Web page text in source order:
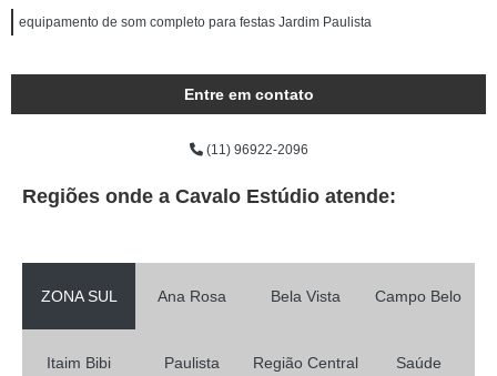
equipamento de som completo para festas Jardim Paulista
Entre em contato
(11) 96922-2096
Regiões onde a Cavalo Estúdio atende:
ZONA SUL Ana Rosa Bela Vista Campo Belo
Itaim Bibi Paulista Região Central Saúde